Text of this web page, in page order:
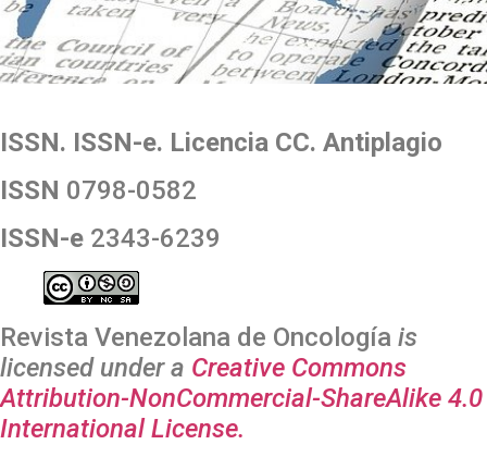
ISSN. ISSN-e. Licencia CC. Antiplagio
ISSN 0798-0582
ISSN-e 2343-6239
Revista Venezolana de Oncología is
licensed under a Creative Commons
Attribution-NonCommercial-ShareAlike 4.0
International License.